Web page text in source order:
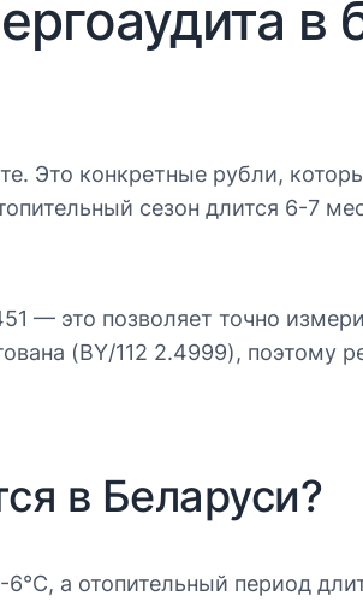
в
Это конкретные рубли,
сезон длится 6-7
— это позволяет точно
(BY/112 2.4999), поэтому
в Беларуси?
а отопительный период